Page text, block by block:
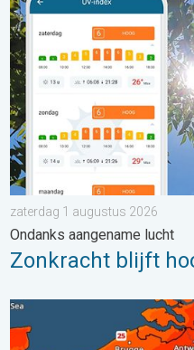
zaterdag 1 augustus 2026
Ondanks aangename lucht
Zonkracht blijft
Zaterdag warmste dag van